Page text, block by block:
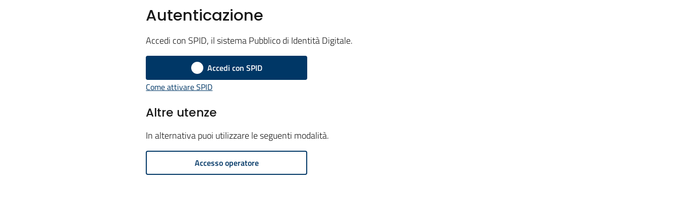
Autenticazione
Accedi con SPID, il sistema Pubblico di Identità Digitale.
Accedi con SPID
Come attivare SPID
Altre utenze
In alternativa puoi utilizzare le seguenti modalità.
Accesso operatore